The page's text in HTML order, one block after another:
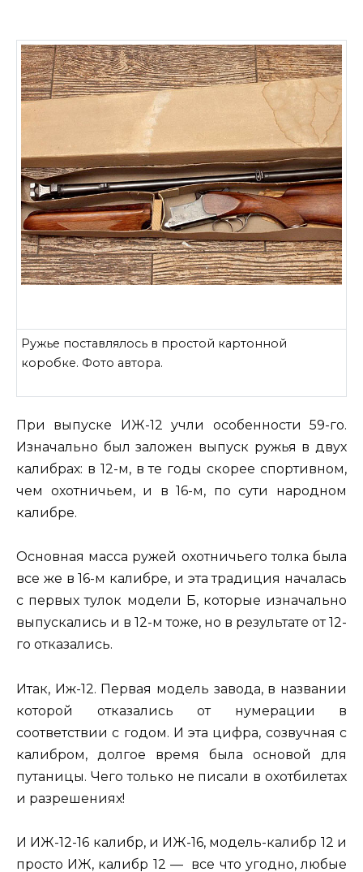
Ружье поставлялось в простой картонной
коробке. Фото автора.
При выпуске ИЖ-12 учли особенности 59-го.
Изначально был заложен выпуск ружья в двух
калибрах: в 12-м, в те годы скорее спортивном,
чем охотничьем, и в 16-м, по сути народном
калибре.
Основная масса ружей охотничьего толка была
все же в 16-м калибре, и эта традиция началась
с первых тулок модели Б, которые изначально
выпускались и в 12-м тоже, но в результате от 12-
го отказались.
Итак, Иж-12. Первая модель завода, в названии
которой отказались от нумерации в
соответствии с годом. И эта цифра, созвучная с
калибром, долгое время была основой для
путаницы. Чего только не писали в охотбилетах
и разрешениях!
И ИЖ-12-16 калибр, и ИЖ-16, модель-калибр 12 и
просто ИЖ, калибр 12 — все что угодно, любые